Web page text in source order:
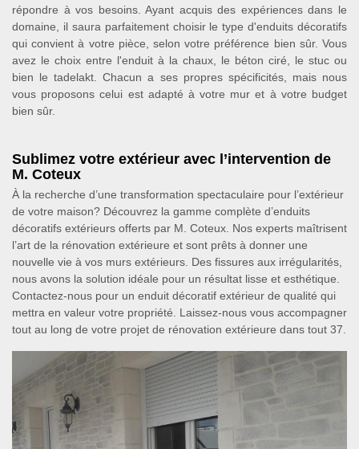
répondre à vos besoins. Ayant acquis des expériences dans le
domaine, il saura parfaitement choisir le type d'enduits décoratifs
qui convient à votre pièce, selon votre préférence bien sûr. Vous
avez le choix entre l'enduit à la chaux, le béton ciré, le stuc ou
bien le tadelakt. Chacun a ses propres spécificités, mais nous
vous proposons celui est adapté à votre mur et à votre budget
bien sûr.
Sublimez votre extérieur avec l’intervention de
M. Coteux
À la recherche d’une transformation spectaculaire pour l’extérieur
de votre maison? Découvrez la gamme complète d’enduits
décoratifs extérieurs offerts par M. Coteux. Nos experts maîtrisent
l’art de la rénovation extérieure et sont prêts à donner une
nouvelle vie à vos murs extérieurs. Des fissures aux irrégularités,
nous avons la solution idéale pour un résultat lisse et esthétique.
Contactez-nous pour un enduit décoratif extérieur de qualité qui
mettra en valeur votre propriété. Laissez-nous vous accompagner
tout au long de votre projet de rénovation extérieure dans tout 37.